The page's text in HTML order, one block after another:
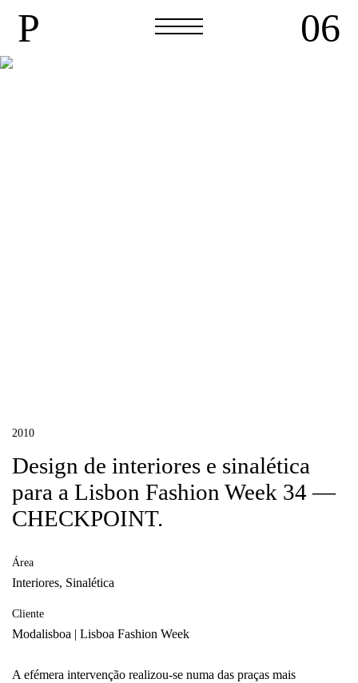
P 06
P 06
2010
Design de interiores e sinalética
para a Lisbon Fashion Week 34 —
CHECKPOINT.
Área
Interiores, Sinalética
Cliente
Modalisboa | Lisboa Fashion Week
A efémera intervenção realizou-se numa das praças mais